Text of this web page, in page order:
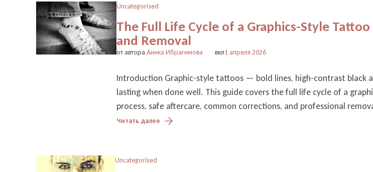
Uncategorised
The Full Life Cycle of a Graphics-Style
and Removal
от автора Аника Ибрагимова вкл1 апреля 2026
Introduction Graphic-style tattoos — bold lines, high-contrast black
lasting when done well. This guide covers the full life cycle of a
process, safe aftercare, common corrections, and professional
Читать далее
Uncategorised